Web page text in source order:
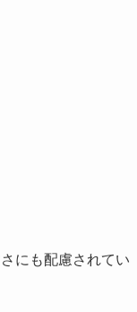
にも配慮されてい